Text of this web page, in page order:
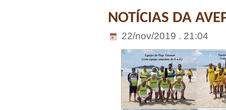
NOTÍCIAS DA
22/nov/2019 . 21:04